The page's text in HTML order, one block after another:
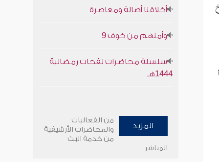
أخلاقنا أصالة ومعاصرة
وأمنهم من خوف 9
سلسلة محاضرات نفحات رمضانية
1444هـ
المزيد
من الفعاليات
والمحاضرات الأرشيفية
من خدمة البث
المباشر